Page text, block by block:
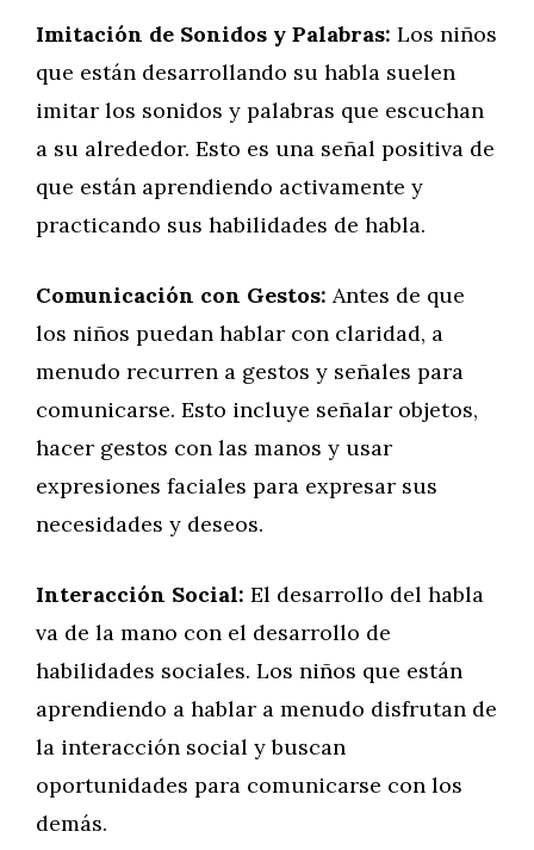
Imitación de Sonidos y Palabras: Los niños
que están desarrollando su habla suelen
imitar los sonidos y palabras que escuchan
a su alrededor. Esto es una señal positiva de
que están aprendiendo activamente y
practicando sus habilidades de habla.
Comunicación con Gestos: Antes de que
los niños puedan hablar con claridad, a
menudo recurren a gestos y señales para
comunicarse. Esto incluye señalar objetos,
hacer gestos con las manos y usar
expresiones faciales para expresar sus
necesidades y deseos.
Interacción Social: El desarrollo del habla
va de la mano con el desarrollo de
habilidades sociales. Los niños que están
aprendiendo a hablar a menudo disfrutan de
la interacción social y buscan
oportunidades para comunicarse con los
demás.